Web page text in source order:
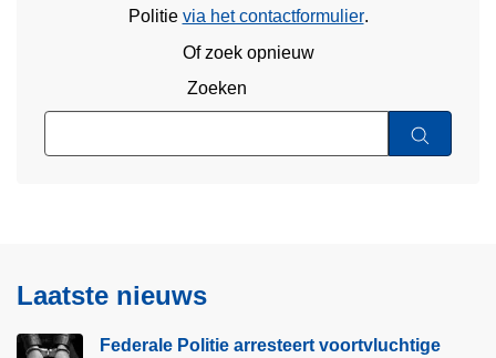
Politie via het contactformulier.
Of zoek opnieuw
Zoeken
Laatste nieuws
Federale Politie arresteert voortvluchtige